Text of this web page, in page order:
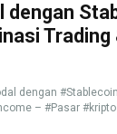
dengan
dengan
– #Pasar